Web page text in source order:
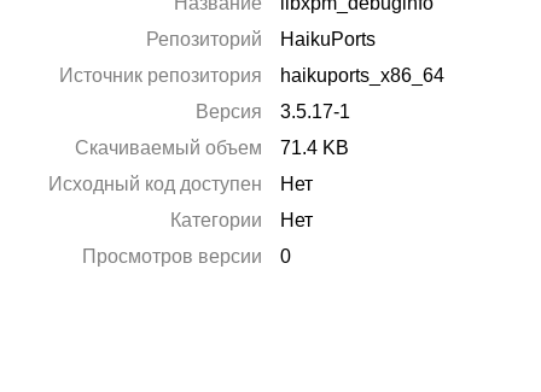
Репозиторий
HaikuPorts
Источник репозитория
haikuports_x86_64
Версия
3.5.17-1
Скачиваемый объем
71.4 KB
Исходный код доступен
Нет
Категории
Нет
Просмотров версии
0